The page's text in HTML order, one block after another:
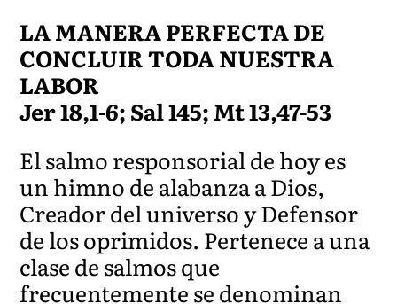
LA MANERA PERFECTA DE
CONCLUIR TODA NUESTRA
LABOR
Jer 18,1-6; Sal 145; Mt 13,47-53
El salmo responsorial de hoy es
un himno de alabanza a Dios,
Creador del universo y Defensor
de los oprimidos. Pertenece a una
clase de salmos que
frecuentemente se denominan